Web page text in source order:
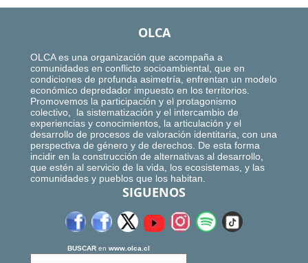
OLCA
OLCA es una organización que acompaña a
comunidades en conflicto socioambiental, que en
condiciones de profunda asimetría, enfrentan un modelo
económico depredador impuesto en los territorios.
Promovemos la participación y el protagonismo
colectivo, la sistematización y el intercambio de
experiencias y conocimientos, la articulación y el
desarrollo de procesos de valoración identitaria, con una
perspectiva de género y de derechos. De esta forma
incidir en la construcción de alternativas al desarrollo,
que estén al servicio de la vida, los ecosistemas, y las
comunidades y pueblos que los habitan.
SIGUENOS
BUSCAR en www.olca.cl